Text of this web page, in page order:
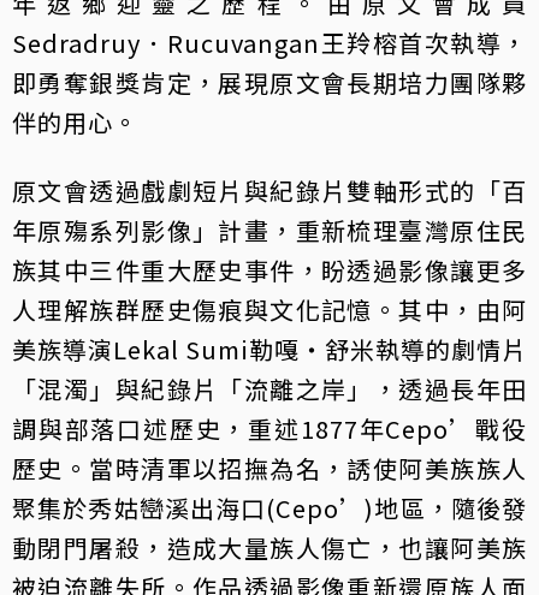
Sedradruy．Rucuvangan王羚榕首次執導，
即勇奪銀獎肯定，展現原文會長期培力團隊夥
伴的用心。
原文會透過戲劇短片與紀錄片雙軸形式的「百
年原殤系列影像」計畫，重新梳理臺灣原住民
族其中三件重大歷史事件，盼透過影像讓更多
人理解族群歷史傷痕與文化記憶。其中，由阿
美族導演Lekal Sumi勒嘎・舒米執導的劇情片
「混濁」與紀錄片「流離之岸」，透過長年田
調與部落口述歷史，重述1877年Cepo’戰役
歷史。當時清軍以招撫為名，誘使阿美族族人
聚集於秀姑巒溪出海口(Cepo’)地區，隨後發
動閉門屠殺，造成大量族人傷亡，也讓阿美族
被迫流離失所。作品透過影像重新還原族人面